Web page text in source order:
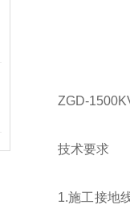
ZGD-
技术要求
1.施工接地